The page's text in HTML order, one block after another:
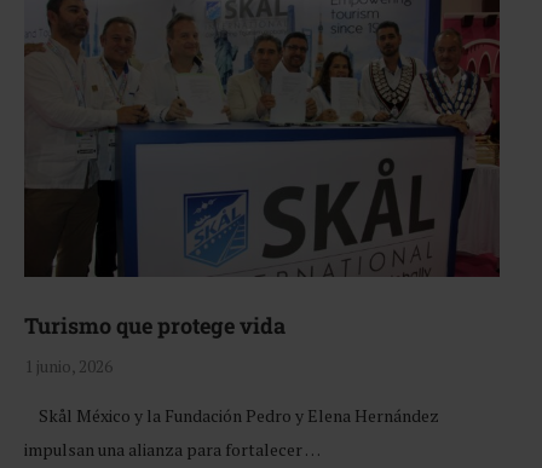
Turismo que protege vida
1 junio, 2026
Skål México y la Fundación Pedro y Elena Hernández
impulsan una alianza para fortalecer …